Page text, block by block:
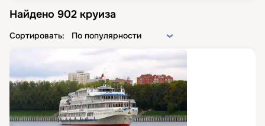
Найдено 902 круиза
Сортировать: По популярности